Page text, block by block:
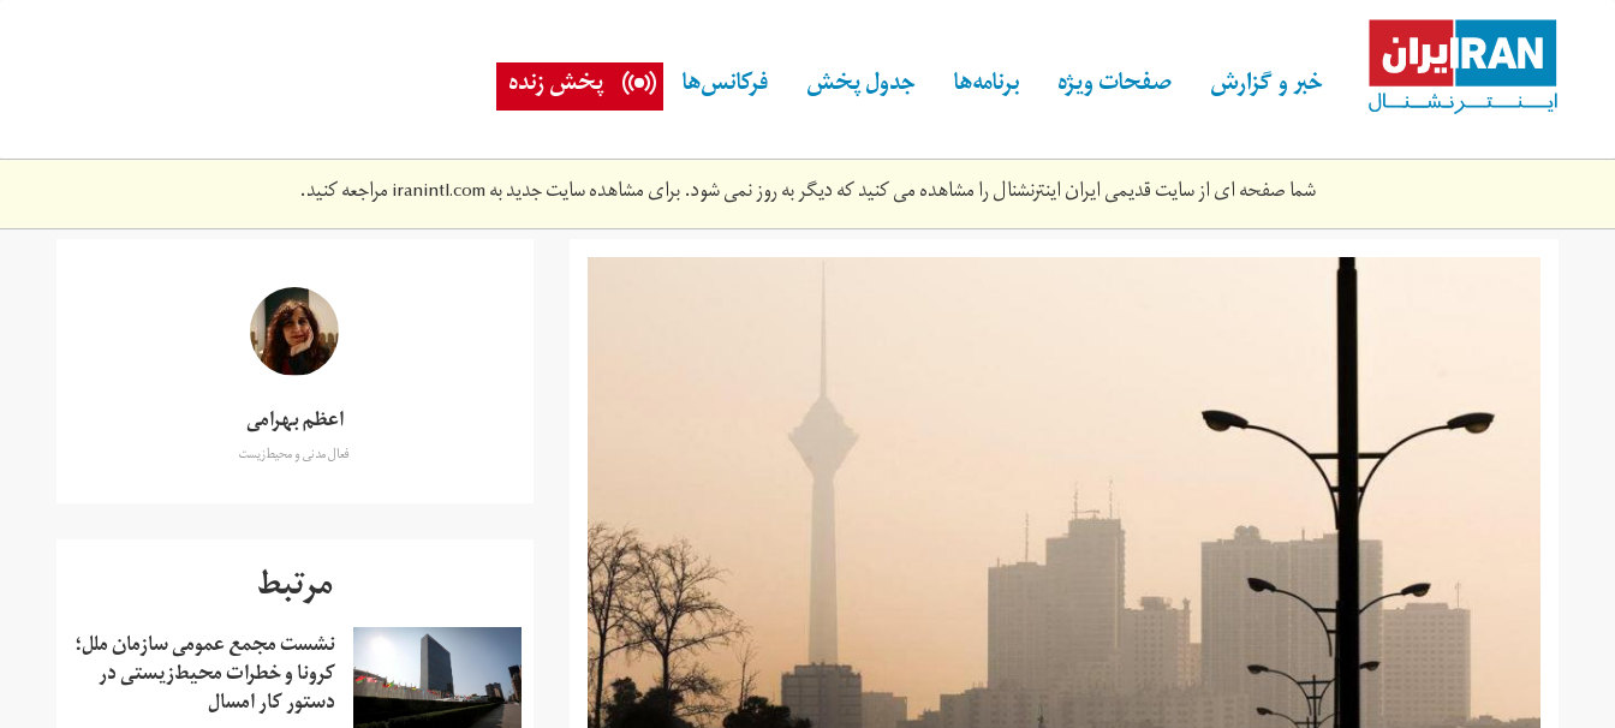
content خبر و گزارش صفحات ویژه برنامه‌ها جدول پخش فرکانس‌ها پخش زنده
شما صفحه ای از سایت قدیمی ایران اینترنشنال را مشاهده می کنید که دیگر به روز نمی شود. برای مشاهده سایت جدید بهiranintl.comمراجعه کنید.
آلودگی
اعظم بهرامی
فعال مدنی و محیط‌زیست
مرتبط
نشست مجمع عمومی سازمان ملل؛
کرونا و خطرات محیط‌زیستی در
دستور کار امسال